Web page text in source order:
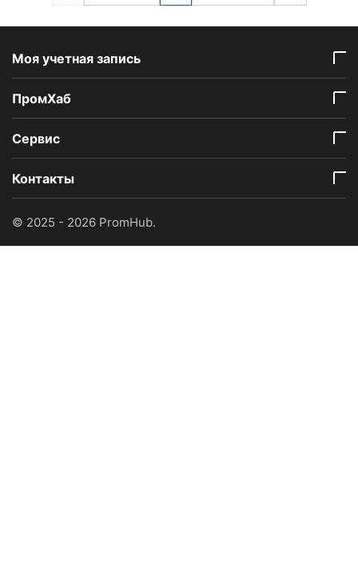
Моя учетная запись
ПромХаб
Сервис
Контакты
© 2025 - 2026 PromHub.